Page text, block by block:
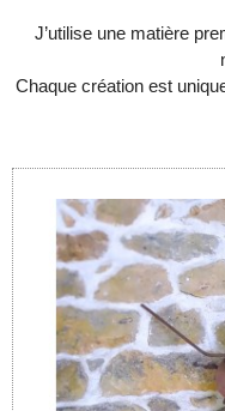
J’utilise une matière
Chaque création est